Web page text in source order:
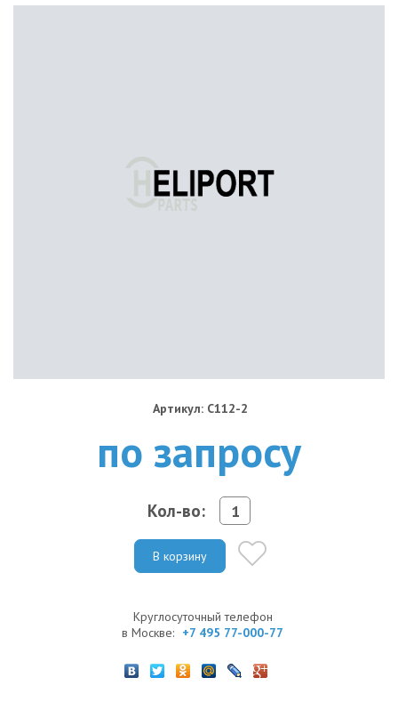
Артикул: C112-2
по запросу
Кол-во:
В корзину
Круглосуточный телефон
в Москве: +7 495 77-000-77